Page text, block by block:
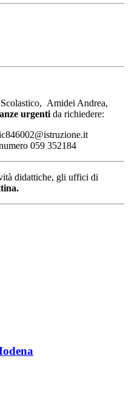
Amidei Andrea,
urgenti da richiedere:
059 352184
didattiche, gli uffici di